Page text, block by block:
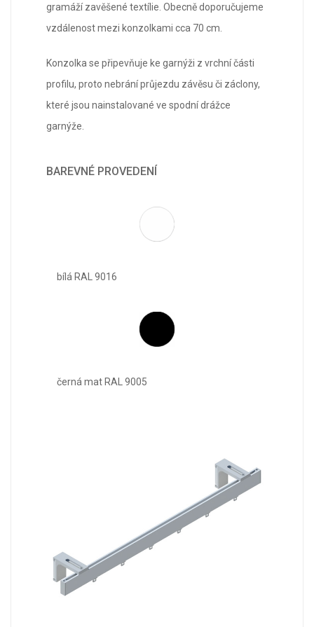
gramáží zavěšené textílie. Obecně doporučujeme
vzdálenost mezi konzolkami cca 70 cm.
Konzolka se připevňuje ke garnýži z vrchní části
profilu, proto nebrání průjezdu závěsu či záclony,
které jsou nainstalované ve spodní drážce
garnýže.
BAREVNÉ PROVEDENÍ
bílá RAL 9016
černá mat RAL 9005